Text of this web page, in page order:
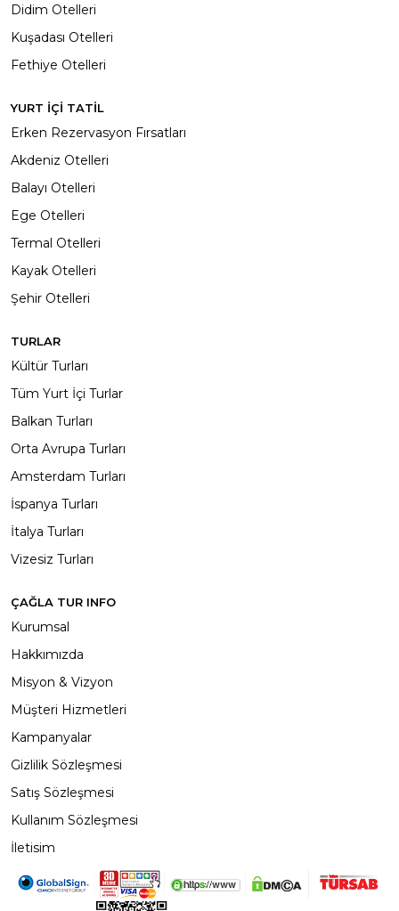
Didim Otelleri
Kuşadası Otelleri
Fethiye Otelleri
YURT İÇİ TATİL
Erken Rezervasyon Fırsatları
Akdeniz Otelleri
Balayı Otelleri
Ege Otelleri
Termal Otelleri
Kayak Otelleri
Şehir Otelleri
TURLAR
Kültür Turları
Tüm Yurt İçi Turlar
Balkan Turları
Orta Avrupa Turları
Amsterdam Turları
İspanya Turları
İtalya Turları
Vizesiz Turları
ÇAĞLA TUR INFO
Kurumsal
Hakkımızda
Misyon & Vizyon
Müşteri Hizmetleri
Kampanyalar
Gizlilik Sözleşmesi
Satış Sözleşmesi
Kullanım Sözleşmesi
İletisim